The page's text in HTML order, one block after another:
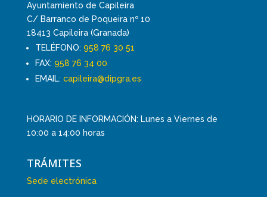
Ayuntamiento de Capileira
C/ Barranco de Poqueira nº 10
18413 Capileira (Granada)
TELÉFONO: 958 76 30 51
FAX: 958 76 34 00
EMAIL: capileira@dipgra.es
HORARIO DE INFORMACIÓN: Lunes a Viernes de
10:00 a 14:00 horas
TRÁMITES
Sede electrónica